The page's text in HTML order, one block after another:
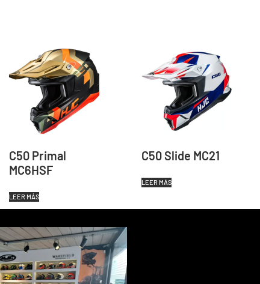
C50 Primal
MC6HSF
LEER MÁS
C50 Slide MC21
LEER MÁS